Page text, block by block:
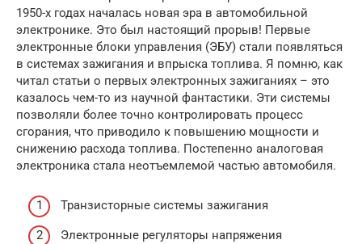
1950-х годах началась новая эра в автомобильной
электронике. Это был настоящий прорыв! Первые
электронные блоки управления (ЭБУ) стали появляться
в системах зажигания и впрыска топлива. Я помню, как
читал статьи о первых электронных зажиганиях – это
казалось чем-то из научной фантастики. Эти системы
позволяли более точно контролировать процесс
сгорания, что приводило к повышению мощности и
снижению расхода топлива. Постепенно аналоговая
электроника стала неотъемлемой частью автомобиля.
Транзисторные системы зажигания
Электронные регуляторы напряжения